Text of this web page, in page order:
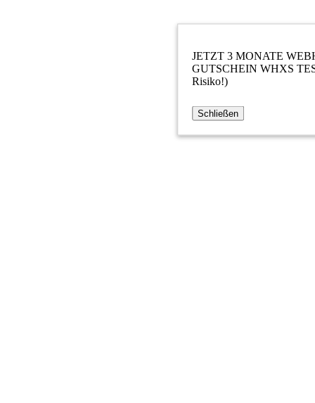
JETZT 3 MONATE
GUTSCHEIN WHXS
Risiko!)
Schließen